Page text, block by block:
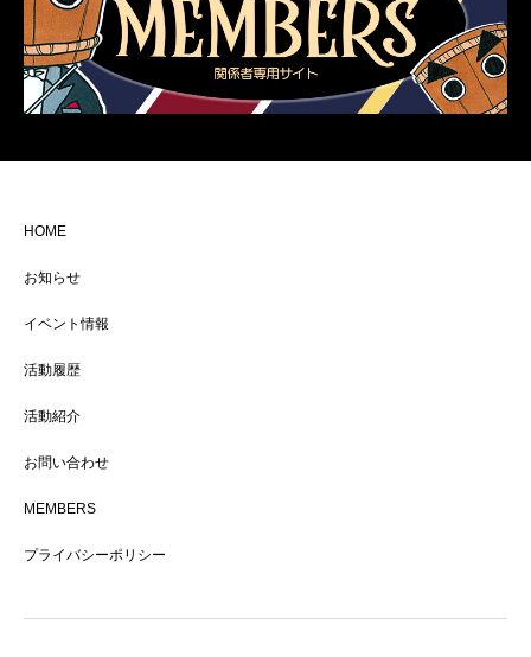
HOME
お知らせ
イベント情報
活動履歴
活動紹介
お問い合わせ
MEMBERS
プライバシーポリシー